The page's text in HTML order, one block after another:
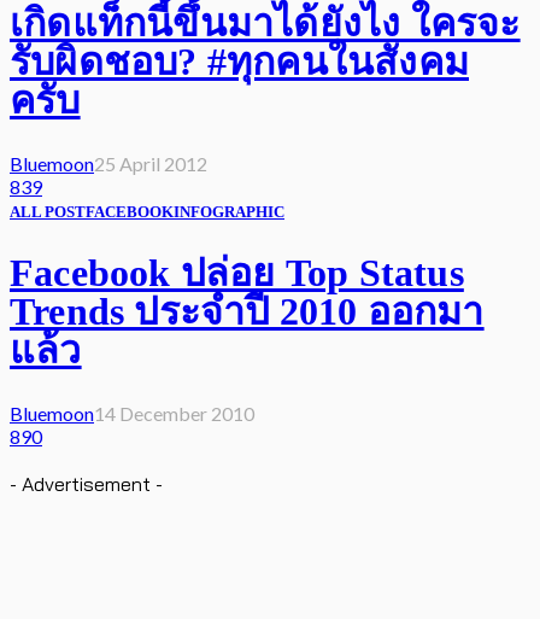
เกิดแท็กนี้ขึ้นมาได้ยังไง ใครจะ
รับผิดชอบ? #ทุกคนในสังคม
ครับ
Bluemoon25 April 2012
839
ALL POSTFACEBOOKINFOGRAPHIC
Facebook ปล่อย Top Status
Trends ประจำปี 2010 ออกมา
แล้ว
Bluemoon14 December 2010
890
- Advertisement -